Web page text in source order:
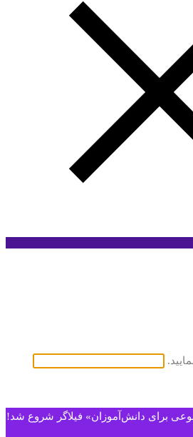
برای دانش‌آموزان» فیلاگر شروع شد!